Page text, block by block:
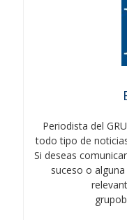
Periodista del
todo tipo de
Si deseas
suceso o